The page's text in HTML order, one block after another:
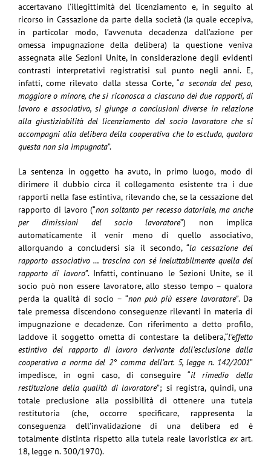
accertavano l’illegittimità del licenziamento e, in seguito al
ricorso in Cassazione da parte della società (la quale eccepiva,
in particolar modo, l’avvenuta decadenza dall’azione per
omessa impugnazione della delibera) la questione veniva
assegnata alle Sezioni Unite, in considerazione degli evidenti
contrasti interpretativi registratisi sul punto negli anni. E,
infatti, come rilevato dalla stessa Corte, “a seconda del peso,
maggiore o minore, che si riconosca a ciascuno dei due rapporti, di
lavoro e associativo, si giunge a conclusioni diverse in relazione
alla giustiziabilità del licenziamento del socio lavoratore che si
accompagni alla delibera della cooperativa che lo escluda, qualora
questa non sia impugnata”.
La sentenza in oggetto ha avuto, in primo luogo, modo di
dirimere il dubbio circa il collegamento esistente tra i due
rapporti nella fase estintiva, rilevando che, se la cessazione del
rapporto di lavoro (“non soltanto per recesso datoriale, ma anche
per dimissioni del socio lavoratore”) non implica
automaticamente il venir meno di quello associativo,
allorquando a concludersi sia il secondo, “la cessazione del
rapporto associativo … trascina con sé ineluttabilmente quella del
rapporto di lavoro”. Infatti, continuano le Sezioni Unite, se il
socio può non essere lavoratore, allo stesso tempo – qualora
perda la qualità di socio – “non può più essere lavoratore”. Da
tale premessa discendono conseguenze rilevanti in materia di
impugnazione e decadenze. Con riferimento a detto profilo,
laddove il soggetto ometta di contestare la delibera,“l’effetto
estintivo del rapporto di lavoro derivante dall’esclusione dalla
cooperativa a norma del 2° comma dell’art. 5, legge n. 142/2001”
impedisce, in ogni caso, di conseguire “il rimedio della
restituzione della qualità di lavoratore”; si registra, quindi, una
totale preclusione alla possibilità di ottenere una tutela
restitutoria (che, occorre specificare, rappresenta la
conseguenza dell’invalidazione di una delibera ed è
totalmente distinta rispetto alla tutela reale lavoristica exart.
18, legge n. 300/1970).